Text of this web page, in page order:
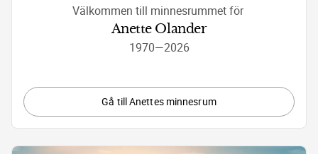
Välkommen till minnesrummet för
Anette Olander
1970—2026
Gå till Anettes minnesrum